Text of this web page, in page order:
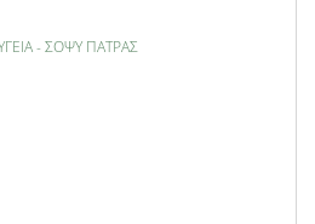
- ΣΟΨΥ ΠΑΤΡΑΣ